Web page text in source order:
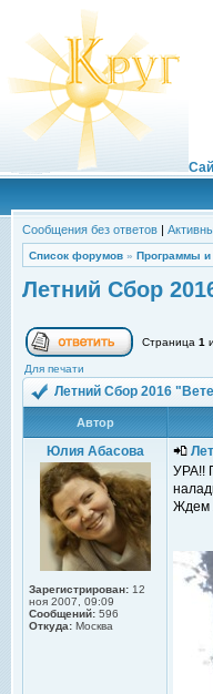
Сообщения без ответов |
Список форумов » Программы и
Летний Сбор
Страница 1
Для печати
Летний Сбор 2016
Автор
Юлия Абасова
Зарегистрирован: 12
ноя 2007, 09:09
Сообщений: 596
Откуда: Москва
УРА!!
Ждем